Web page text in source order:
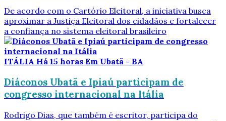
De acordo com o Cartório Eleitoral, a iniciativa busca
aproximar a Justiça Eleitoral dos cidadãos e fortalecer
a confiança no sistema eleitoral brasileiro
ITÁLIA Há 15 horas Em Ubatã - BA
Diáconos Ubatã e Ipiaú participam de
congresso internacional na Itália
Rodrigo Dias, que também é escritor, participa do